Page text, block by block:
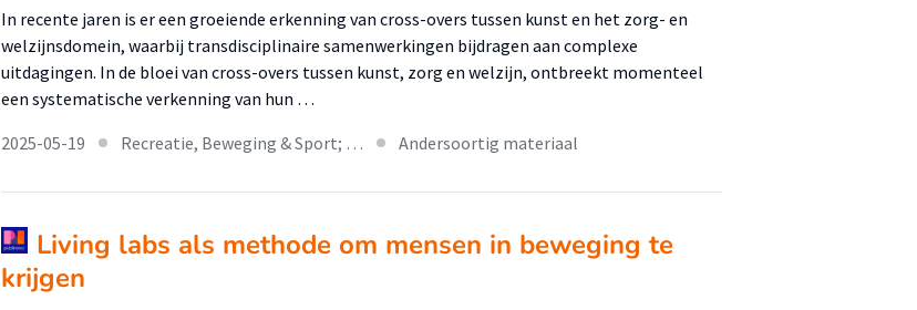
In recente jaren is er een groeiende erkenning van cross-overs tussen kunst en het zorg- en
welzijnsdomein, waarbij transdisciplinaire samenwerkingen bijdragen aan complexe
uitdagingen. In de bloei van cross-overs tussen kunst, zorg en welzijn, ontbreekt momenteel
een systematische verkenning van hun …
2025-05-19
Recreatie, Beweging & Sport; … Andersoortig materiaal
Living labs als methode om mensen in beweging te
krijgen